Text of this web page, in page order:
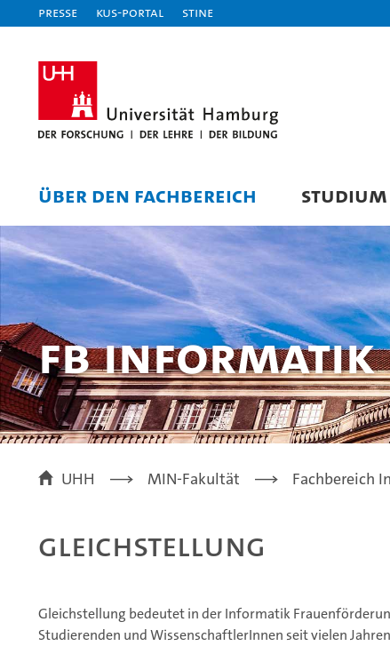
Presse KUS-Portal STiNE
ÜBER DEN FACHBEREICH STUDIUM
FB Informatik
UHH MIN-Fakultät Fachbereich
Gleichstellung
Gleichstellung bedeutet in der Informatik
Studierenden und WissenschaftlerInnen seit vielen